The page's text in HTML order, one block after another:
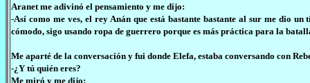
Aranet me adivinó el pensamiento y me dijo:
-Así como me ves, el rey Anán que está bastante bastante al sur me dio
cómodo, sigo usando ropa de guerrero porque es más práctica para la
Me aparté de la conversación y fui donde Elefa, estaba conversando con
-¿Y tú quién eres?
Me miró y me dijo: